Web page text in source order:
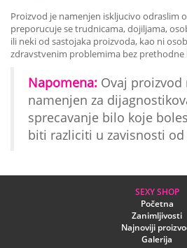
Proizvod je namenjen iskljucivo odraslim
preporucuje se trudnicama, dojiljama,
ili neki od sastojaka proizvoda, kao ni
zdravstvenim problemima bez prethodne
Napomena: Ovaj
namenjen za
sprecavanje bilo koje
biti razliciti u zavisnosti
SEXY SHOP
Početna
Zanimljivosti
Najnoviji
Galerija